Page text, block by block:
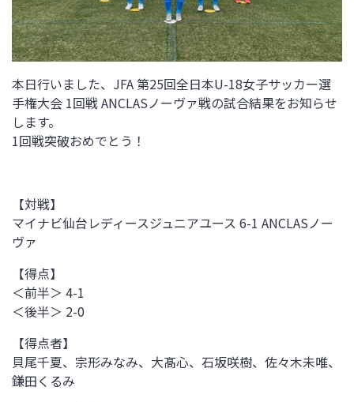
本日行いました、JFA 第25回全日本U-18女子サッカー選
手権大会 1回戦 ANCLASノーヴァ戦の試合結果をお知らせ
します。
1回戦突破おめでとう！
【対戦】
マイナビ仙台レディースジュニアユース 6-1 ANCLASノー
ヴァ
【得点】
＜前半＞ 4-1
＜後半＞ 2-0
【得点者】
貝尾千夏、宗形みなみ、大髙心、石坂咲樹、佐々木未唯、
鎌田くるみ